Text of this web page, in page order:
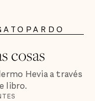
cosas
Hevia a través
libro.